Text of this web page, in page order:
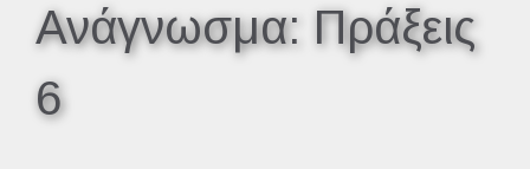
Ανάγνωσμα: Πράξεις
6